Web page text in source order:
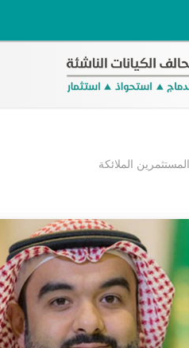
المستثمرين الملائكة